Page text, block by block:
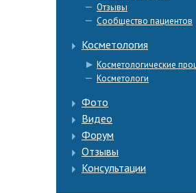
Отзывы
Сообщество пациентов
Косметология
Косметологические
Косметологи
Фото
Видео
Форум
Отзывы
Консультации